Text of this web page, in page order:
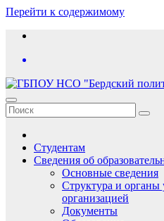
Перейти к содержимому
Студентам
Сведения об
Основные сведения
Структура и органы
организацией
Документы